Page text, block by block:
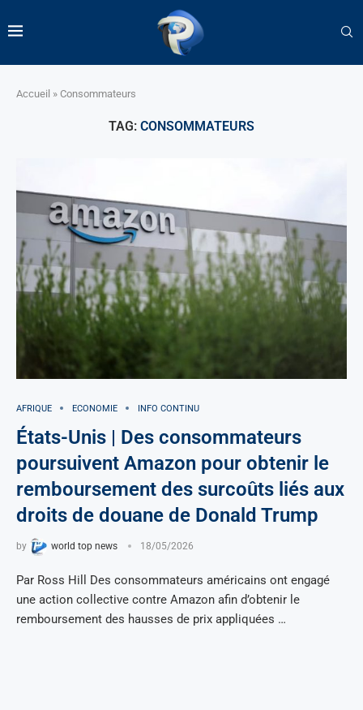
Accueil » Consommateurs
TAG: CONSOMMATEURS
AFRIQUE ECONOMIE INFO CONTINU
États-Unis | Des consommateurs
poursuivent Amazon pour obtenir le
remboursement des surcoûts liés aux
droits de douane de Donald Trump
by world top news 18/05/2026
Par Ross Hill Des consommateurs américains ont engagé
une action collective contre Amazon afin d’obtenir le
remboursement des hausses de prix appliquées …